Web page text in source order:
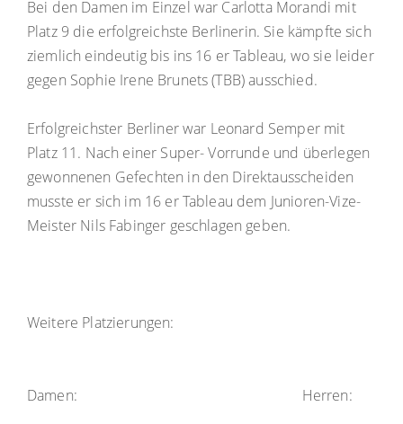
Bei den Damen im Einzel war Carlotta Morandi mit
Platz 9 die erfolgreichste Berlinerin. Sie kämpfte sich
ziemlich eindeutig bis ins 16 er Tableau, wo sie leider
gegen Sophie Irene Brunets (TBB) ausschied.
Erfolgreichster Berliner war Leonard Semper mit
Platz 11. Nach einer Super- Vorrunde und überlegen
gewonnenen Gefechten in den Direktausscheiden
musste er sich im 16 er Tableau dem Junioren-Vize-
Meister Nils Fabinger geschlagen geben.
Weitere Platzierungen:
Damen: Herren: